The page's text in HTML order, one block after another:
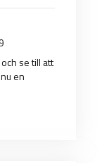
se till att
en